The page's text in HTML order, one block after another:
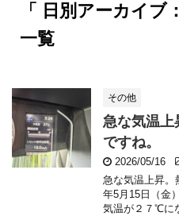
「 日別アーカイブ
一覧
その他
急な気温上
ですね。
2026/05/16
急な気温上昇。
年5月15日（金
気温が２７℃に